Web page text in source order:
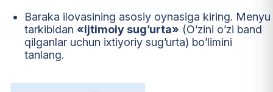
Baraka ilovasining asosiy oynasiga kiring. Menyu
tarkibidan «Ijtimoiy sug’urta» (O’zini o’zi band
qilganlar uchun ixtiyoriy sug’urta) bo’limini
tanlang.